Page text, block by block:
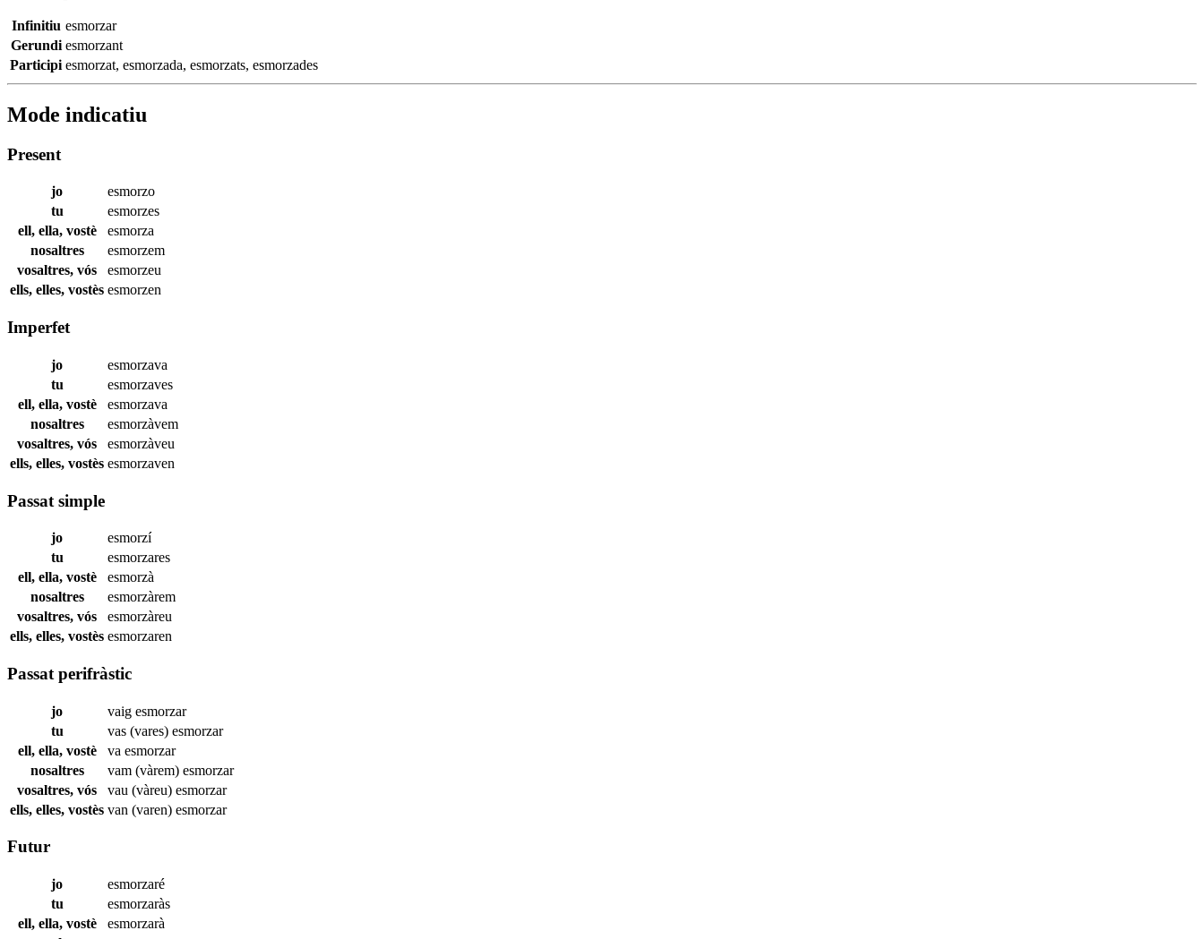
Infinitiu esmorzar
Gerundi esmorzant
Participi esmorzat, esmorzada, esmorzats, esmorzades
Mode indicatiu
Present
jo
esmorzo
tu
esmorzes
ell, ella, vostè
esmorza
nosaltres
esmorzem
vosaltres, vós
esmorzeu
ells, elles, vostès esmorzen
Imperfet
jo
esmorzava
tu
esmorzaves
ell, ella, vostè
esmorzava
nosaltres
esmorzàvem
vosaltres, vós
esmorzàveu
ells, elles, vostès esmorzaven
Passat simple
jo
esmorzí
tu
esmorzares
ell, ella, vostè
esmorzà
nosaltres
esmorzàrem
vosaltres, vós
esmorzàreu
ells, elles, vostès esmorzaren
Passat perifràstic
jo vaig esmorzar
tu
vas (vares) esmorzar
ell, ella, vostè
va esmorzar
nosaltres
vam (vàrem) esmorzar
vosaltres, vós
vau (vàreu) esmorzar
ells, elles, vostès van (varen) esmorzar
Futur
jo
esmorzaré
tu
esmorzaràs
ell, ella, vostè
esmorzarà